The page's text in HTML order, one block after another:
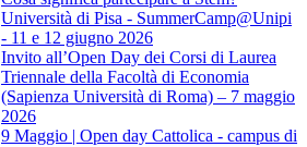
Università di Pisa - SummerCamp@Unipi
- 11 e 12 giugno 2026
Invito all’Open Day dei Corsi di Laurea
Triennale della Facoltà di Economia
(Sapienza Università di Roma) – 7 maggio
2026
9 Maggio | Open day Cattolica - campus di